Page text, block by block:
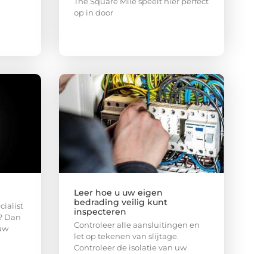
op in door
Dan
Leer hoe u uw eigen
bedrading veilig kunt
inspecteren
Controleer alle aansluitingen en
let op tekenen van slijtage.
Controleer de isolatie van uw